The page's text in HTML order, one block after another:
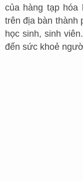
của hàng tạp hóa
trên địa bàn thành
học sinh, sinh
đến sức khoẻ